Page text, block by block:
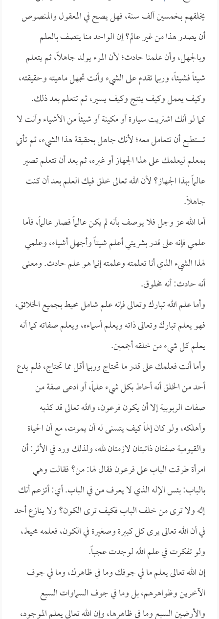
يخلقهم بخمسين ألف سنة، فهل يصح في المعقول والمنصوص
أن يصدر هذا من غير عالم؟ إن الواحد منا يتصف بالعلم
وبالجهل، وأن علمنا حادث؛ لأن المرء يولد جاهلاً، ثم يتعلم
شيئاً فشيئاً، وربما تقدم على الشيء وأنت تجهل ماهيته وحقيقته،
وكيف يعمل وكيف ينتج وكيف يسير، ثم تتعلم بعد ذلك.
كما لو أنك اشتريت سيارة أو مكينة أو شيئاً من الأشياء وأنت لا
تستطيع أن تتعامل معه؛ لأنك جاهل بحقيقة هذا الشيء، ثم تأتي
بمعلم ليعلمك على هذا الجهاز أو غيره، ثم بعد أن تتعلم تصير
عالماً بهذا الجهاز؟ لأن الله تعالى خلق فيك العلم بعد أن كنت
جاهلاً.
أما الله عز وجل فلا يوصف بأنه لم يكن عالماً فصار عالماً، فأما
علمي فإنه على قدر بشريتي أعلم شيئاً وأجهل أشياء، وعلمي
لهذا الشيء الذي أنا تعلمته وعلمته إنما هو علم حادث. ومعنى
أنه حادث: أنه مخلوق.
وأما علم الله تبارك وتعالى فإنه علم شامل محيط بجميع الخلائق،
فهو يعلم تبارك وتعالى ذاته ويعلم أسماءه، ويعلم صفاته كما أنه
يعلم كل شيء من خلقه أجمعين.
وأما أنت فعلمك على قدر ما تحتاج وربما أقل مما تحتاج، فلم يدع
أحد من الخلق أنه أحاط بكل شيء علماً، أو ادعى صفة من
صفات الربوبية إلا أن يكون فرعون، والله تعالى قد كذبه
وأهلكه، ولو كان إلهاً كيف يتسنى له أن يموت، مع أن الحياة
والقيومية صفتان ذاتيتان لازمتان لله، ولذلك ورد في الأثر: أن
امرأة طرقت الباب على فرعون فقال لها: من؟ فقالت وهي
بالباب: بئس الإله الذي لا يعرف من في الباب. أي: أتزعم أنك
إله ولا ترى من خلف الباب فكيف ترى الكون؟ ولا ينازع أحد
في أن الله تعالى يرى كل كبيرة وصغيرة في الكون، فعلمه محيط،
ولو تفكرت في علم الله لوجدت عجباً.
إن الله تعالى يعلم ما في جوفك وما في ظاهرك، وما في جوف
الآخرين وظواهرهم، بل وما في جوف السماوات السبع
والأرضين السبع وما في ظاهرها، وإن الله تعالى يعلم الموجود،